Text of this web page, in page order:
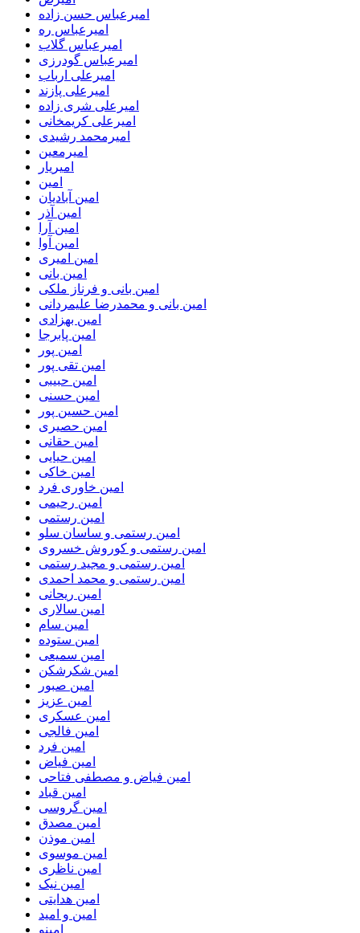
امیرعباس حسن زاده
امیرعباس ره
امیرعباس گلاب
امیرعباس گودرزی
امیرعلی ارباب
امیرعلی پازند
امیرعلی شری زاده
امیرعلی کریمخانی
امیرمحمد رشیدی
امیرمعین
امیریار
امین
امین آبادیان
امین آذر
امین آرا
امین آوا
امین امیری
امین بانی
امین بانی و فرناز ملکی
امین بانی و محمدرضا علیمردانی
امین بهزادی
امین پابرجا
امین پور
امین تقی پور
امین حبیبی
امین حسنی
امین حسین پور
امین حصیری
امین حقانی
امین حیایی
امین خاکی
امین خاوری فرد
امین رحیمی
امین رستمی
امین رستمی و ساسان سلو
امین رستمی و کوروش خسروی
امین رستمی و مجید رستمی
امین رستمی و محمد احمدی
امین ریحانی
امین سالاری
امین سام
امین ستوده
امین سمیعی
امین شکرشکن
امین صبور
امین عزیز
امین عسکری
امین فالجی
امین فرد
امین فیاض
امین فیاض و مصطفی فتاحی
امین قباد
امین گروسی
امین مصدق
امین موذن
امین موسوی
امین ناظری
امین نیک
امین هدایتی
امین و امید
امینو